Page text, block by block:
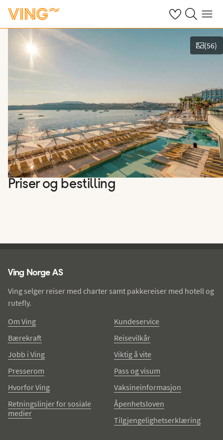
Se dine sparte
Søk påMeny
Vis bilder
(56)
Priser og bestilling
Ving Norge AS
Ving selger reiser med charter samt pakkereiser med hotell og
rutefly.
Om Ving
Bærekraft
Jobb i Ving
Presserom
Hvorfor Ving
Retningslinjer for sosiale
medier
Kundeservice
Reisevilkår
Viktig å vite
Pass og visum
Vaksineinformasjon
Åpenhetsloven
Tilgjengelighetserklæring